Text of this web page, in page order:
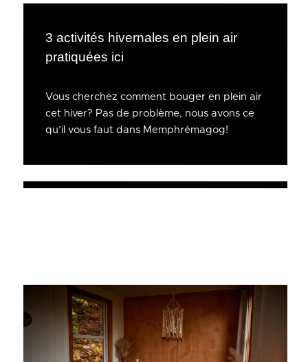
3 activités hivernales en plein air
pratiquées ici
Vous cherchez comment bouger en plein air
cet hiver? Pas de problème, nous avons ce
qu’il vous faut dans Memphrémagog!